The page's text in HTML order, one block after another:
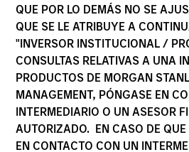
QUE POR LO DEMÁS NO SE
QUE SE LE ATRIBUYE A
"INVERSOR INSTITUCIONAL /
CONSULTAS RELATIVAS A UNA
PRODUCTOS DE MORGAN
MANAGEMENT, PÓNGASE EN
INTERMEDIARIO O UN ASESOR
AUTORIZADO. EN CASO DE QUE
EN CONTACTO CON UN